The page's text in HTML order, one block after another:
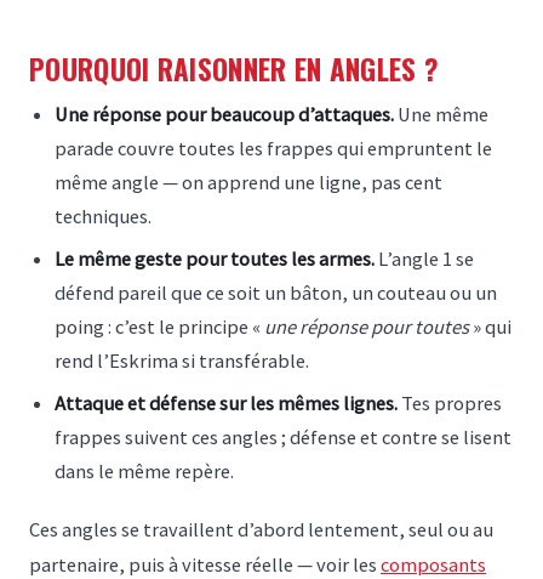
POURQUOI RAISONNER EN ANGLES ?
Une réponse pour beaucoup d’attaques.Une même
parade couvre toutes les frappes qui empruntent le
même angle — on apprend une ligne, pas cent
techniques.
Le même geste pour toutes les armes.L’angle 1 se
défend pareil que ce soit un bâton, un couteau ou un
poing : c’est le principe «une réponse pour toutes» qui
rend l’Eskrima si transférable.
Attaque et défense sur les mêmes lignes.Tes propres
frappes suivent ces angles ; défense et contre se lisent
dans le même repère.
Ces angles se travaillent d’abord lentement, seul ou au
partenaire, puis à vitesse réelle — voir lescomposants